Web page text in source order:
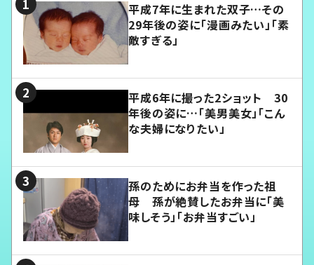
平成7年に生まれた双子…その
29年後の姿に「漫画みたい」「素
敵すぎる」
平成6年に撮った2ショット 30
年後の姿に…「美男美女」「こん
な夫婦になりたい」
孫のためにお弁当を作った祖
母 孫が絶賛したお弁当に「美
味しそう」「お弁当すごい」